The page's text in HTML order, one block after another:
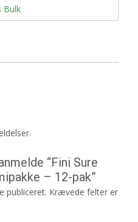
Bulk
“Fini Sure
– 12-pak”
publiceret. Krævede felter er